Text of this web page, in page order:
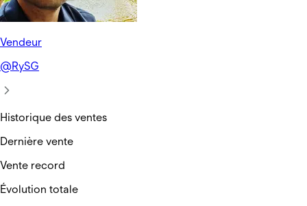
Vendeur
@RySG
Historique des ventes
Dernière vente
Vente record
Évolution totale